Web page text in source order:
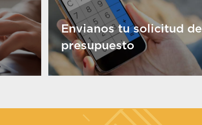
Envianos tu solicitud de
presupuesto